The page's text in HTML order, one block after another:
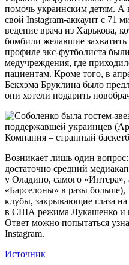
помочь украинским детям. А
свой Instagram-аккаунт с 71
ведение врача из Харькова,
бомбили желавшие захватить
профиле экс-футболиста
медучреждения, где
пациентам. Кроме того, в
Бекхэма Бруклина было
они хотели подарить
Возникает лишь один
достаточно средний
у Оладипо, самого «Интера»,
«Барселоны» в разы больше),
клубы, закрывающие глаза
в США режима Лукашенко и
Ответ можно попытаться
Instagram.
Источник